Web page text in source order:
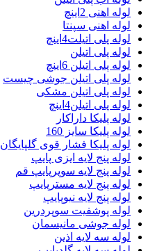
لوله اهنی 2اینچ
لوله اهنی سپنتا
لوله پلی اتیلت4اینچ
لوله پلی اتیلن
لوله پلی اتیلن 6اینچ
لوله پلی اتیلن جوشی چیست
لوله پلی اتیلن مشکی
لوله پلی اتیلن4اینچ
لوله پلیکا داراکار
لوله پلیکا سایز 160
لوله پلیکا فشار قوی گلپایگان
لوله پنج لایه ایزی پایپ
لوله پنج لایه سوپرپایپ قم
لوله پنج لایه مسترپایپ
لوله پنج لایه نیوپایپ
لوله پوشفیت سوپردرین
لوله جوشی مانیسمان
لوله سه لایه اذین